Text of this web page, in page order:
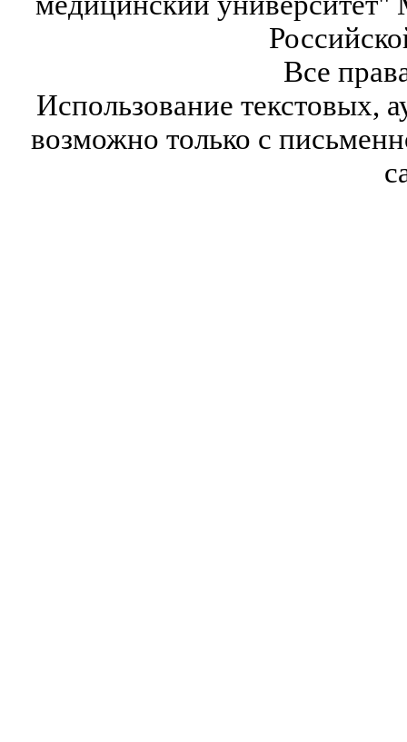
Все
Использование текстовых,
возможно только с